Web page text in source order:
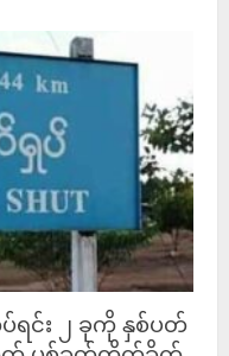
င်း ၂ ခုကို နှစ်ပတ်